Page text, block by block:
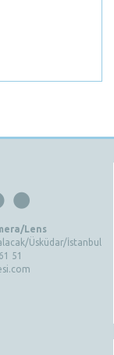
Lens
Üsküdar/İstanbul
51